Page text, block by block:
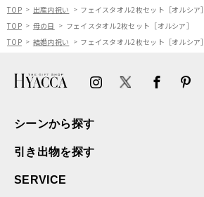
TOP
出産内祝い
フェイスタオル2枚セット［オルシア］
TOP
母の日
フェイスタオル2枚セット［オルシア］
TOP
結婚内祝い フェイスタオル2枚セット［オルシア］
シーンから探す
引き出物を探す
SERVICE